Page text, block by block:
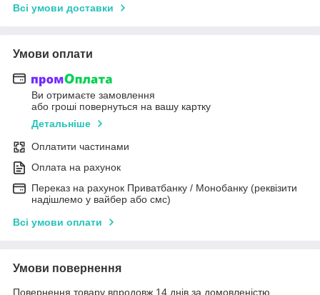
Всі умови доставки
Умови оплати
Ви отримаєте замовлення
або гроші повернуться на вашу картку
Детальніше
Оплатити частинами
Оплата на рахунок
Переказ на рахунок Приватбанку / Монобанку (реквізити
надішлемо у вайбер або смс)
Всі умови оплати
Умови повернення
Повернення товару впродовж 14 днів за домовленістю